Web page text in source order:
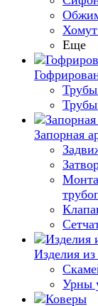
Еще
Трубы
Запорная
Изделия из
Урны